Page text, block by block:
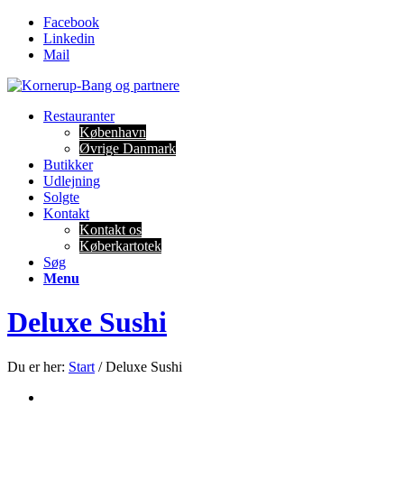
Facebook
Linkedin
Mail
Restauranter
København
Øvrige Danmark
Butikker
Udlejning
Solgte
Kontakt
Kontakt os
Køberkartotek
Søg
Menu
Deluxe Sushi
Du er her: Start / Deluxe Sushi